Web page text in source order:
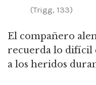
(Trigg, 133)
El compañero
recuerda lo difícil
a los heridos